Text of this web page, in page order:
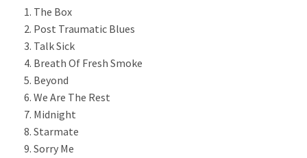
The Box
Post Traumatic Blues
Talk Sick
Breath Of Fresh Smoke
Beyond
We Are The Rest
Midnight
Starmate
Sorry Me